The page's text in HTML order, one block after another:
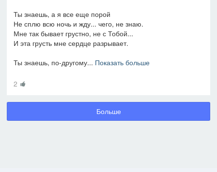
Ты знаешь, а я все еще порой
Не сплю всю ночь и жду... чего, не знаю.
Мне так бывает грустно, не с Тобой...
И эта грусть мне сердце разрывает.
Ты знаешь, по-другому... Показать больше
2
Больше